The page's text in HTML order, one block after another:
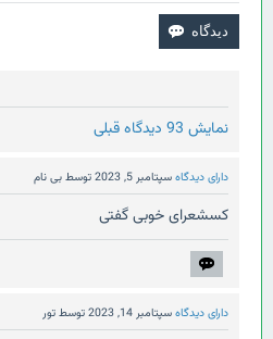
نمایش 93 دیدگاه قبلی
دارای دیدگاهسپتامبر 5, 2023 توسطبی نام
کسشعرای خوبی گفتی
دارای دیدگاهسپتامبر 14, 2023 توسطتور